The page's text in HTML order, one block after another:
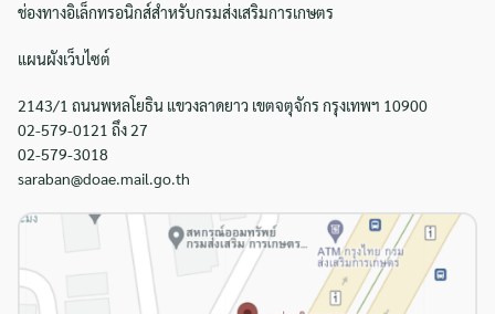
ช่องทางอิเล็กทรอนิกส์สำหรับกรมส่งเสริมการเกษตร
แผนผังเว็บไซต์
2143/1 ถนนพหลโยธิน แขวงลาดยาว เขตจตุจักร กรุงเทพฯ 10900
02-579-0121 ถึง 27
02-579-3018
saraban@doae.mail.go.th